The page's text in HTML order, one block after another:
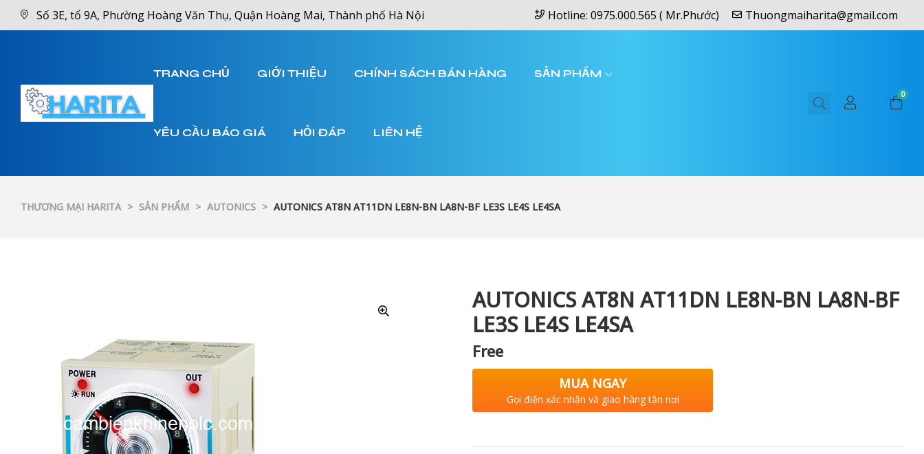
Số 3E, tổ 9A, Phường Hoàng Văn Thụ, Quận Hoàng Mai, Thành phố Hà Nội Hotline: 0975.000.565 ( Mr.Phước) Thuongmaiharita@gmail.com
TRANG CHỦ GIỚI THIỆU CHÍNH SÁCH BÁN HÀNG SẢN PHẨM
YÊU CẦU BÁO GIÁ HỎI ĐÁP LIÊN HỆ
0
THƯƠNG MẠI HARITA > SẢN PHẨM > AUTONICS > AUTONICS AT8N AT11DN LE8N-BN LA8N-BF LE3S LE4S LE4SA
AUTONICS AT8N AT11DN LE8N-BN LA8N-BF
LE3S LE4S LE4SA
Free
MUA NGAY
Gọi điện xác nhận và giao hàng tận nơi